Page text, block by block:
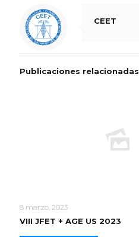
CEET
Publicaciones relacionadas
8 marzo, 2023
VIII JFET + AGE US 2023